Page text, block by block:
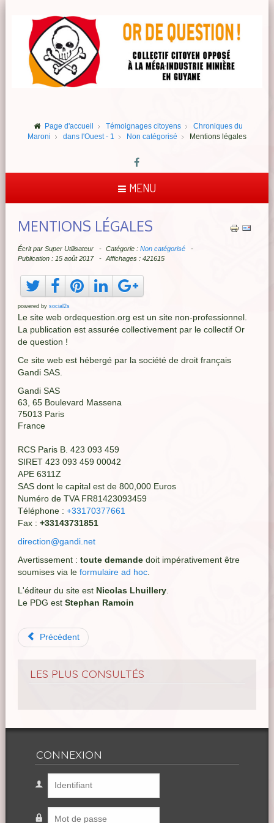
Page d'accueil Témoignages citoyens
Chroniques du
Maroni
dans l'Ouest - 1 Non catégorisé Mentions légales
MENU
MENTIONS LÉGALES
Écrit par Super Utilisateur Catégorie : Non catégorisé
Publication : 15 août 2017
Affichages : 421615
powered by social2s
Le site web ordequestion.org est un site non-professionnel.
La publication est assurée collectivement par le collectif Or
de question !
Ce site web est hébergé par la société de droit français
Gandi SAS.
Gandi SAS
63, 65 Boulevard Massena
75013 Paris
France
RCS Paris B. 423 093 459
SIRET 423 093 459 00042
APE 6311Z
SAS dont le capital est de 800,000 Euros
Numéro de TVA FR81423093459
Téléphone : +33170377661
Fax : +33143731851
direction@gandi.net
Avertissement : toute demande doit impérativement être
soumises via le formulaire ad hoc.
L'éditeur du site est Nicolas Lhuillery.
Le PDG est Stephan Ramoin
Précédent
LES PLUS CONSULTÉS
CONNEXION